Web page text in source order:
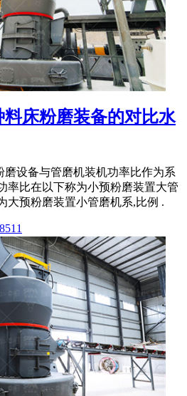
床粉磨装备的对比水
磨设备与管磨机装机功率比作为系
率比在以下称为小预粉磨装置大管
大预粉磨装置小管磨机系,比例 .